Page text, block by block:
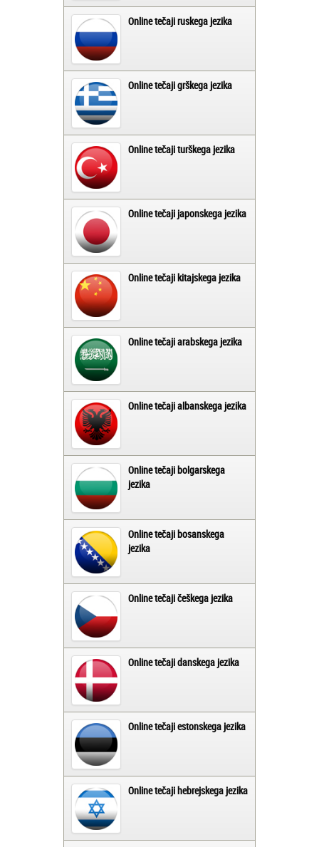
Online tečaji ruskega jezika
Online tečaji grškega jezika
Online tečaji turškega jezika
Online tečaji japonskega jezika
Online tečaji kitajskega jezika
Online tečaji arabskega jezika
Online tečaji albanskega jezika
Online tečaji bolgarskega
jezika
Online tečaji bosanskega
jezika
Online tečaji češkega jezika
Online tečaji danskega jezika
Online tečaji estonskega jezika
Online tečaji hebrejskega jezika